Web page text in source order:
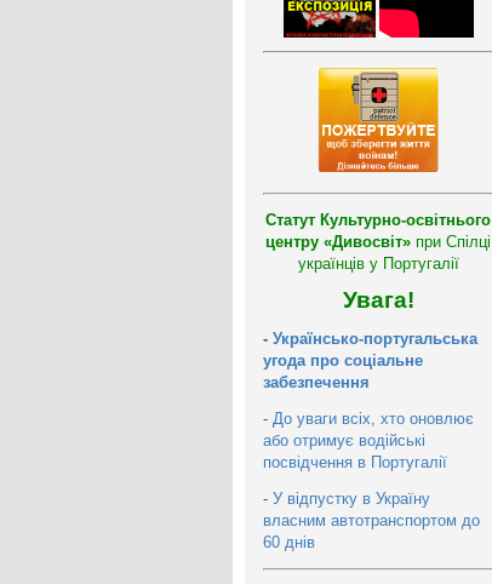
Статут Культурно-освітнього
центру «Дивосвіт» при Спілці
українців у Португалії
Увага!
- Українсько-португальська
угода про соціальне
забезпечення
- До уваги всіх, хто оновлює
або отримує водійські
посвідчення в Португалії
- У відпустку в Україну
власним автотранспортом до
60 днів